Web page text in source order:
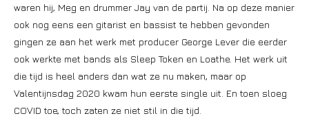
waren hij, Meg en drummer Jay van de partij. Na op deze manier
ook nog eens een gitarist en bassist te hebben gevonden
gingen ze aan het werk met producer George Lever die eerder
ook werkte met bands als Sleep Token en Loathe. Het werk uit
die tijd is heel anders dan wat ze nu maken, maar op
Valentijnsdag 2020 kwam hun eerste single uit. En toen sloeg
COVID toe, toch zaten ze niet stil in die tijd.